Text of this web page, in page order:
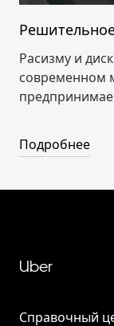
Расизму и
современном
Подробнее
Uber
Справочный